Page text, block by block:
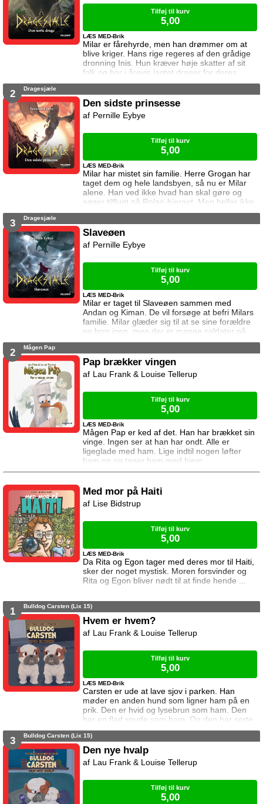
Milar er fårehyrde, men han drømmer om at
blive kriger. Hans rige regeres af den grådige
dronning Inis. Hun kræver høje skatter af sit
folk og har i årevis jagtet drager for deres
sjæle. Da herre Grogan kommer til Milars
Milars liv sig.
LÆS MED-Brik
Tilføj til kurv
5,00
2 Dragesjæle
Den sidste prinsesse
Milar har mistet sin familie. Herre Grogan har
taget dem og hele landsbyen, så nu er Milar
alene. Han ved ikke hvad han skal gøre og
søger tilflugt på Rolan-bjerget. Men heller ikke
der er han i sikkerhed. Dronningens mænd
bjerget. Kan Milar beskytte den?
LÆS MED-Brik
Pernille Eybye
Tilføj til kurv
5,00
3 Dragesjæle
Slaveøen
Milar er taget til Slaveøen sammen med
Andan og Kiman. De vil forsøge at befri Milars
familie. Milar glæder sig til at se sine forældre
og bror igen, men der er mange soldater på
Slaveøen. De må være forsigtige hvis det skal
LÆS MED-Brik
Pernille Eybye
Tilføj til kurv
5,00
2 Mågen Pap
Pap brækker vingen
Mågen Pap er ked af det. Han har brækket sin
vinge. Ingen ser at han har ondt. Alle er
ligeglade med ham. Lige indtil nogen løfter
ham op og tager ham med hjem.
LÆS MED-Brik
Lau Frank & Louise Tellerup
Tilføj til kurv
5,00
Med mor på Haiti
Da Rita og Egon tager med deres mor til Haiti,
sker der noget mystisk. Moren forsvinder og
Rita og Egon bliver nødt til at finde hende ...
LÆS MED-Brik
Lise Bidstrup
Tilføj til kurv
5,00
1 Bulldog Carsten (Lix 15)
Hvem er hvem?
Carsten er ude at lave sjov i parken. Han
møder en anden hund som ligner ham på en
prik. Den er hvid og lysebrun som ham. Den
har en flad snude som ham. Og den har sorte
pletter på maven som ham. De to hunde leger
sammen hele dagen. Men da de skal sige
farvel, kan de ikke finde ud af hvem der bor
hvor ... og hvem der er hvem. a
href="https://tellerup.com/bog/4912/"Denne
LÆS MED-Brik
Lau Frank & Louise Tellerup
Tilføj til kurv
5,00
3 Bulldog Carsten (Lix 15)
Den nye hvalp
Lau Frank & Louise Tellerup
Tilføj til kurv
5,00